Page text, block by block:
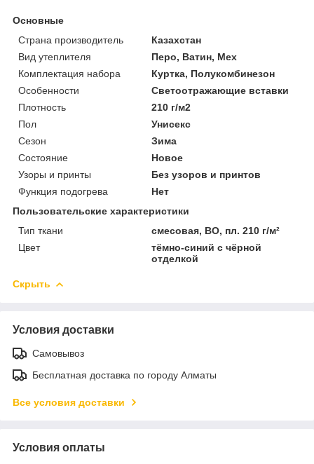
Основные
Страна производитель
Казахстан
Вид утеплителя
Перо, Ватин, Мех
Комплектация набора
Куртка, Полукомбинезон
Особенности
Светоотражающие вставки
Плотность
210 г/м2
Пол
Унисекс
Сезон
Зима
Состояние
Новое
Узоры и принты
Без узоров и принтов
Функция подогрева
Нет
Пользовательские характеристики
Тип ткани
смесовая, ВО, пл. 210 г/м²
Цвет
тёмно-синий с чёрной
отделкой
Скрыть
Условия доставки
Самовывоз
Бесплатная доставка по городу Алматы
Все условия доставки
Условия оплаты